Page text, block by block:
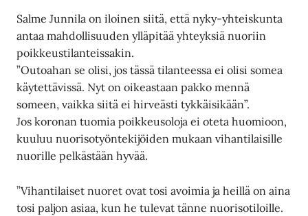
Salme Junnila on iloinen siitä, että nyky-yhteiskunta
antaa mahdollisuuden ylläpitää yhteyksiä nuoriin
poikkeustilanteissakin.
”Outoahan se olisi, jos tässä tilanteessa ei olisi somea
käytettävissä. Nyt on oikeastaan pakko mennä
someen, vaikka siitä ei hirveästi tykkäisikään”.
Jos koronan tuomia poikkeusoloja ei oteta huomioon,
kuuluu nuorisotyöntekijöiden mukaan vihantilaisille
nuorille pelkästään hyvää.
”Vihantilaiset nuoret ovat tosi avoimia ja heillä on aina
tosi paljon asiaa, kun he tulevat tänne nuorisotiloille.